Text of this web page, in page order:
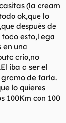
(la cream
ok,que lo
después de
todo esto,llega
en una
crio,no
iba a ser el
gramo de farla.
lo quieres
100Km con 100